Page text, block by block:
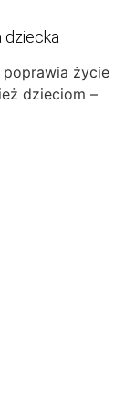
dziecka
poprawia życie
dzieciom –